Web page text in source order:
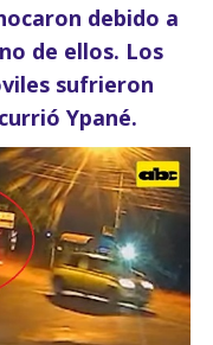
debido a
de ellos. Los
sufrieron
Ypané.